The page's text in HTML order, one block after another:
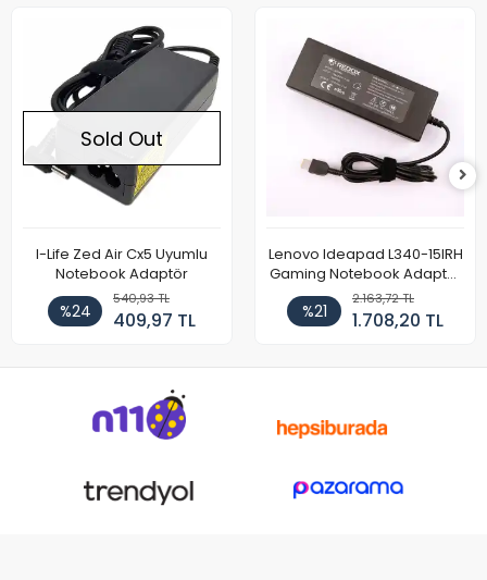
Sold Out
I-Life Zed Air Cx5 Uyumlu
Notebook Adaptör
%24
540,93 TL
409,97 TL
Lenovo Ideapad L340-15IRH
Gaming Notebook Adaptör
Cihazı Şarj Aleti (150W)
%21
2.163,72 TL
1.708,20 TL